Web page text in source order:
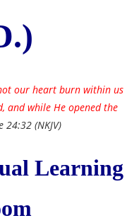
our heart burn within us
and while He opened the
24:32 (NKJV)
Learning